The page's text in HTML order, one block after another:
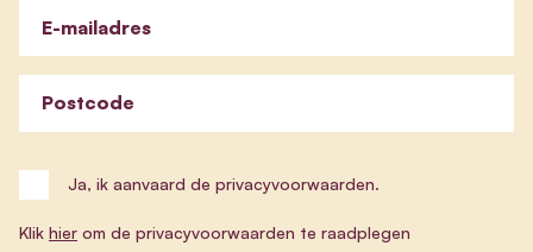
E-mailadres
Postcode
Ja, ik aanvaard de privacyvoorwaarden.
Klik hier om de privacyvoorwaarden te raadplegen